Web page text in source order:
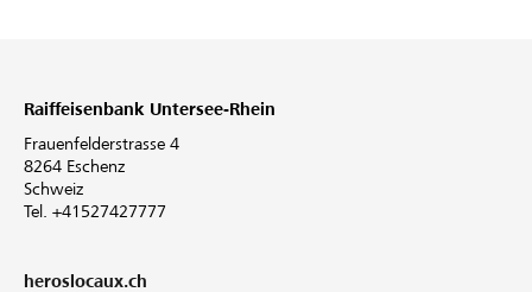
Raiffeisenbank Untersee-Rhein
Frauenfelderstrasse 4
8264 Eschenz
Schweiz
Tel. +41527427777
heroslocaux.ch